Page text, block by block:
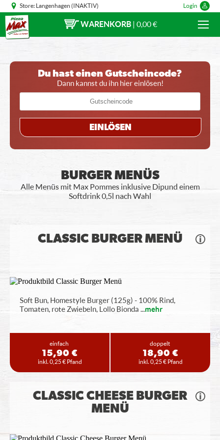
Store: Langenhagen (INAKTIV) Login
WARENKORB | 0,00 €
Du hast einen Gutscheincode?
Dann kannst du ihn hier einlösen!
EINLÖSEN
BURGER MENÜS
Alle Menüs mit Max Pommes inklusive Dip und einem
Softdrink 0,5l nach Wahl
CLASSIC BURGER MENÜ
Soft Bun, Homestyle Burger (125g) - 100% Rind,
Tomaten, rote Zwiebeln, Lollo Bionda ...mehr
einfach
15,90 €
inkl. 0,25 € Pfand
doppelt
18,90 €
inkl. 0,25 € Pfand
CLASSIC CHEESE BURGER
MENÜ